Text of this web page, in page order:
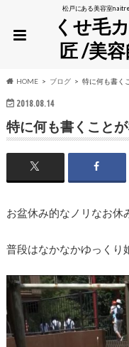
松戸にある美容室
くせ毛
匠 /美
HOME ブログ 特に何も書く
2018.08.14
特に何も書くことが
お盆休み的なノリなお休
普段はなかなかゆっくり